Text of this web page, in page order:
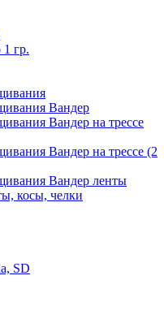
гр.
Вандер
Вандер на трессе
Вандер на трессе (2
Вандер ленты
косы, челки
SD